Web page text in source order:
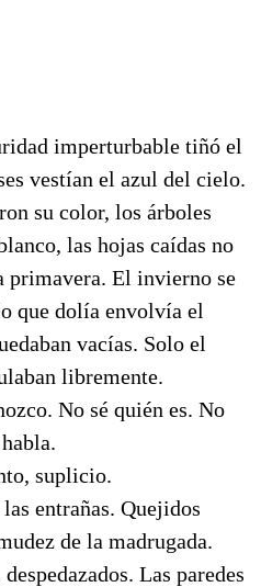
imperturbable tiñó el
vestían el azul del cielo.
su color, los árboles
las hojas caídas no
primavera. El invierno se
que dolía envolvía el
vacías. Solo el
libremente.
No sé quién es. No
suplicio.
entrañas. Quejidos
de la madrugada.
Las paredes